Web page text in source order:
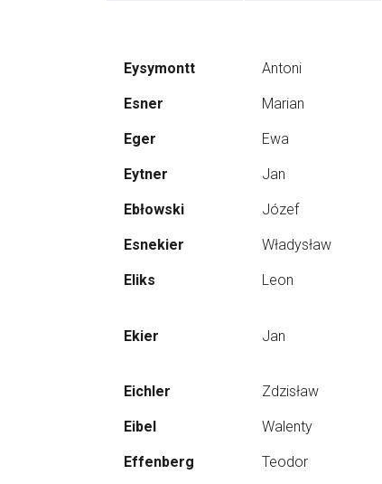
Eysymontt Antoni
Esner Marian
Eger Ewa
Eytner Jan
Ebłowski Józef
Esnekier Władysław
Eliks Leon
Ekier Jan
Eichler Zdzisław
Eibel Walenty
Effenberg Teodor